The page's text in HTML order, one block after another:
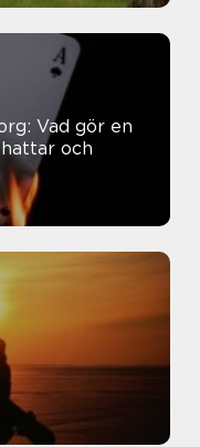
Vad gör en